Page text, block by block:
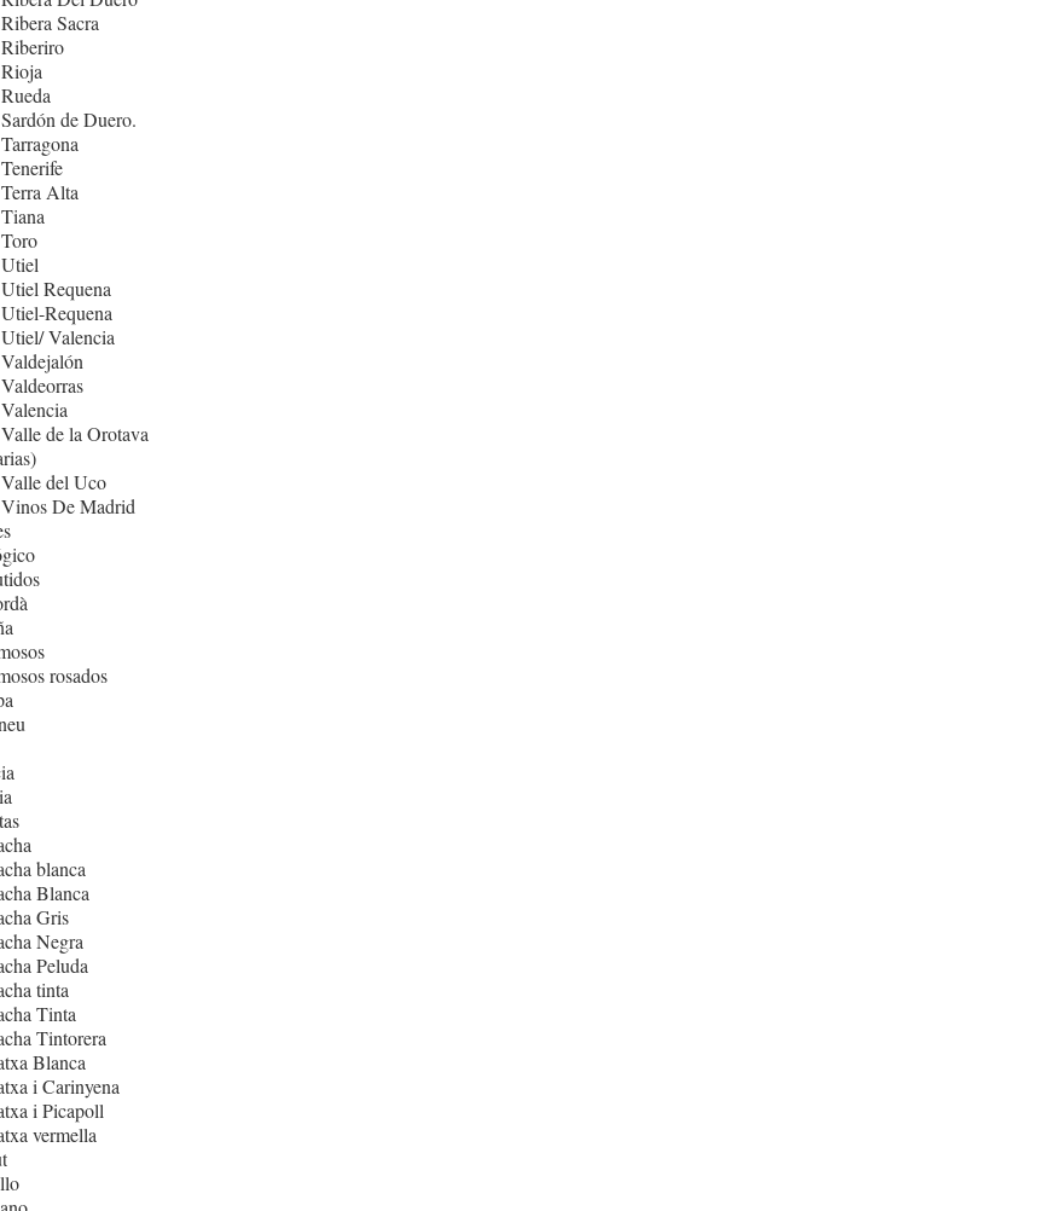
Sacra
de Duero.
Alta
Requena
Requena
Valencia
de la Orotava
del Uco
De Madrid
rosados
blanca
Blanca
Gris
Negra
Peluda
tinta
Tinta
Tintorera
Blanca
i Carinyena
i Picapoll
vermella